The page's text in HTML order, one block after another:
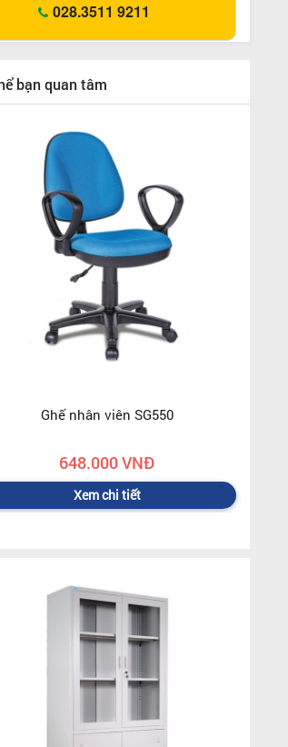
028.3511 9211
bạn quan tâm
Ghế nhân viên SG550
648.000 VNĐ
Xem chi tiết